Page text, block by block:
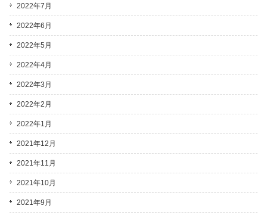
2022年7月
2022年6月
2022年5月
2022年4月
2022年3月
2022年2月
2022年1月
2021年12月
2021年11月
2021年10月
2021年9月